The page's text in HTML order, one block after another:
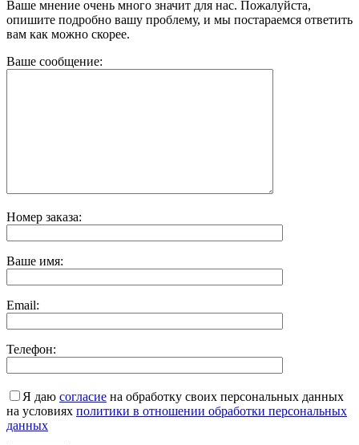
Ваше мнение очень много значит для нас. Пожалуйста,
опишите подробно вашу проблему, и мы постараемся ответить
вам как можно скорее.
Ваше сообщение:
Номер заказа:
Ваше имя:
Email:
Телефон:
Я даю согласие на обработку своих персональных данных
на условиях политики в отношении обработки персональных
данных